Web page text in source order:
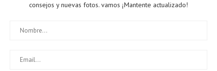
consejos y nuevas fotos. vamos ¡Mantente actualizado!